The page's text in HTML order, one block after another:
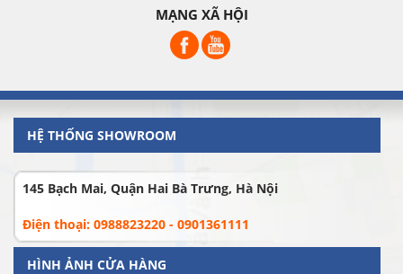
MẠNG XÃ HỘI
HỆ THỐNG SHOWROOM
145 Bạch Mai, Quận Hai Bà Trưng, Hà Nội
Điện thoại: 0988823220 - 0901361111
HÌNH ẢNH CỬA HÀNG